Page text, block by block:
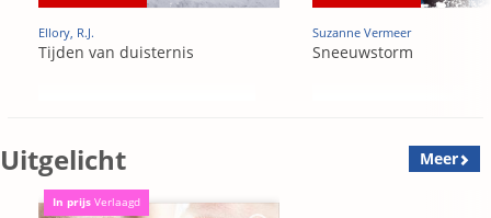
Ellory, R.J.
Tijden van duisternis
Suzanne Vermeer
Sneeuwstorm
Uitgelicht Meer
In prijs Verlaagd